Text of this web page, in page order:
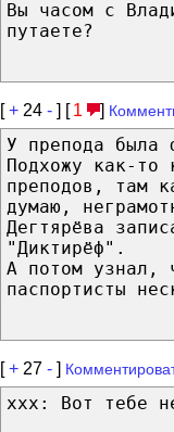
Вы часом с
путаете?
[+ 24 - ] [ 1 ]
У препода была
Подхожу как-то
преподов, там
думаю,
Дегтярёва
"Диктирёф".
А потом узнал,
паспортисты
[+ 27 - ]
ххх: Вот тебе